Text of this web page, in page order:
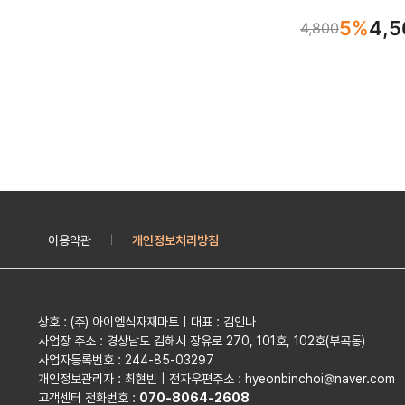
4,8005%
이용약관 개인정보처리방침
상호 : (주) 아이엠식자재마트 | 대표 : 김인나
사업장 주소 : 경상남도 김해시 장유로 270, 101호, 102호(부곡동)
사업자등록번호 : 244-85-03297
개인정보관리자 : 최현빈 | 전자우편주소 : hyeonbinchoi@naver.com
고객센터 전화번호 : 070-8064-2608